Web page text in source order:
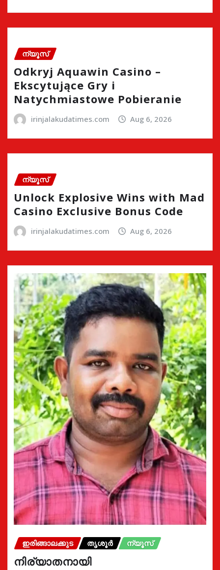
ന്യൂസ്
Odkryj Aquawin Casino –
Ekscytujące Gry i
Natychmiastowe Pobieranie
irinjalakudatimes.com Aug 6, 2026
ന്യൂസ്
Unlock Explosive Wins with Mad
Casino Exclusive Bonus Code
irinjalakudatimes.com Aug 6, 2026
ഇരിങ്ങാലക്കുട തൃശൂർ ന്യൂസ്
നിര്യാതനായി